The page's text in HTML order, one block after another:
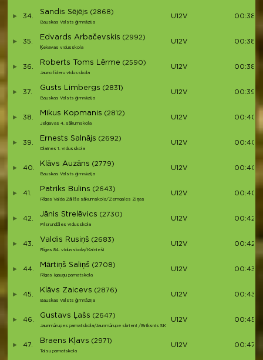
34.
Sandis Sējējs (2868)
Bauskas Valsts ģimnāzija
U12V 00:38:21
35.
Edvards Arbačevskis (2992)
Ķekavas vidusskola
U12V
36.
Roberts Toms Lērme (2590)
Jauno līderu vidusskola
U12V
37.
Gusts Limbergs (2831)
Bauskas Valsts ģimnāzija
U12V
38.
Mikus Kopmanis (2812)
Jelgavas 4. sākumskola
U12V
39.
Ernests Salnājs (2692)
Olaines 1. vidusskola
U12V
40.
Klāvs Auzāns (2779)
Bauskas Valsts ģimnāzija
U12V
41.
Patriks Bulins (2643)
Rīgas Valda Zālīša sākumskola/Zemgales Ziņas
U12V
42.
Jānis Strelēvics (2730)
Pilsrundāles vidusskola
U12V
43.
Valdis Rusiņš (2683)
Rīgas 84. vidusskola/Kalnieši
U12V
44.
Mārtiņš Saliņš (2708)
Rīgas Igauņu pamatskola
U12V
45.
Klāvs Zaicevs (2876)
Bauskas Valsts ģimnāzija
U12V
46.
Gustavs Ļašs (2647)
Jaunmārupes pamatskola/Jaunmārupe skrien! /Briksnis SK
U12V
47.
Braens Kļavs (2971)
Talsu pamatskola
U12V